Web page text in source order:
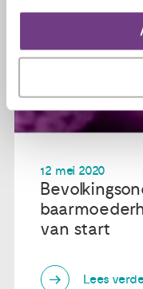
12 mei 2020
van start
Lees